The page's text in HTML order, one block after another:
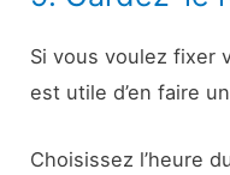
Si vous voulez fixer
est utile d’en faire un
Choisissez l’heure